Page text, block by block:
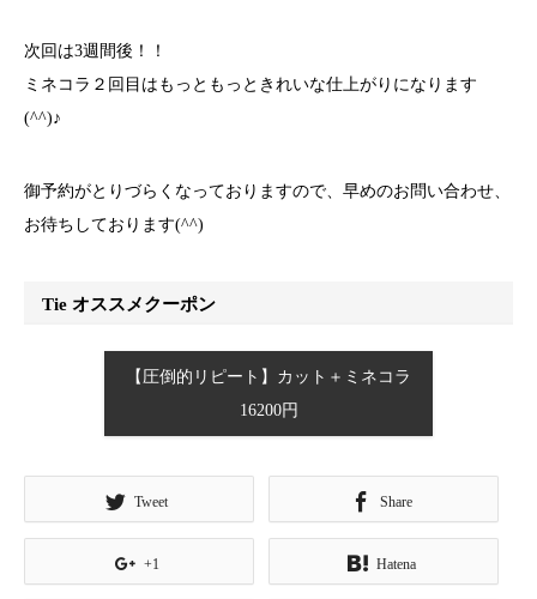
次回は3週間後！！
ミネコラ２回目はもっともっときれいな仕上がりになります
(^^)♪
御予約がとりづらくなっておりますので、早めのお問い合わせ、
お待ちしております(^^)
Tie オススメクーポン
【圧倒的リピート】カット＋ミネコラ
16200円
Tweet Share
+1 Hatena